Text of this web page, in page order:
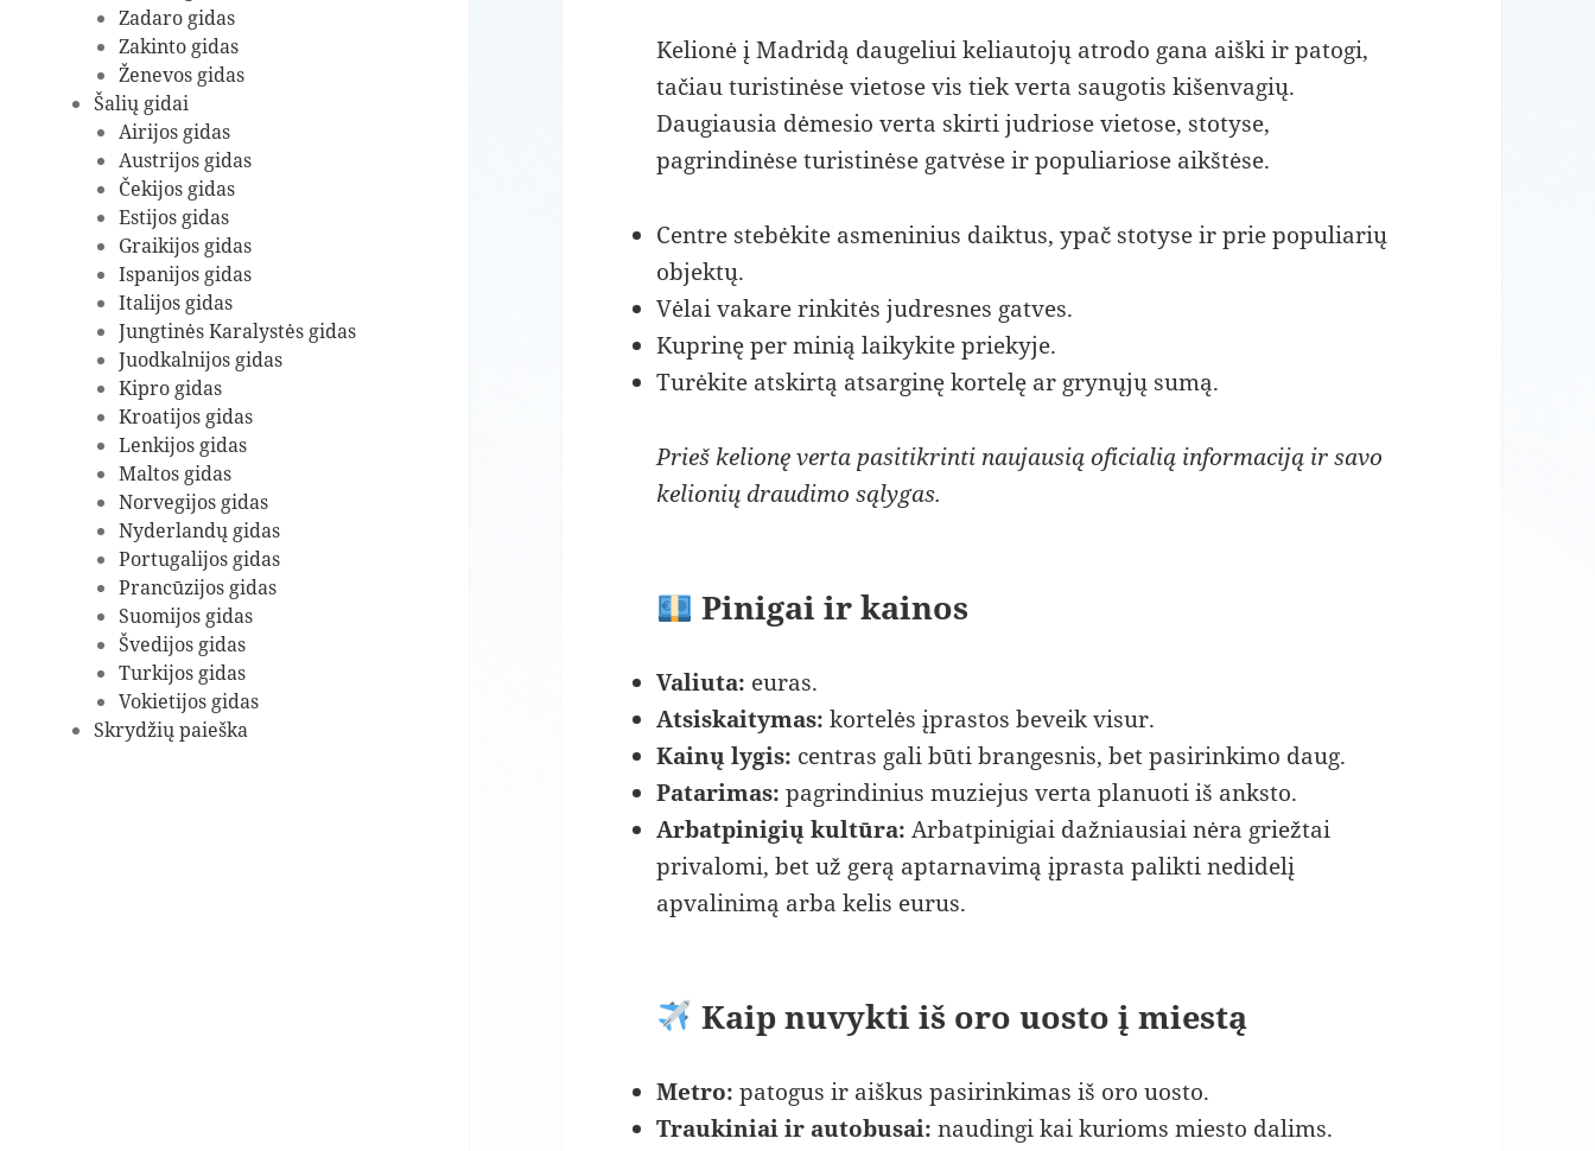
Zadaro gidas
Zakinto gidas
Ženevos gidas
Šalių gidai
Airijos gidas
Austrijos gidas
Čekijos gidas
Estijos gidas
Graikijos gidas
Ispanijos gidas
Italijos gidas
Jungtinės Karalystės gidas
Juodkalnijos gidas
Kipro gidas
Kroatijos gidas
Lenkijos gidas
Maltos gidas
Norvegijos gidas
Nyderlandų gidas
Portugalijos gidas
Prancūzijos gidas
Suomijos gidas
Švedijos gidas
Turkijos gidas
Vokietijos gidas
Skrydžių paieška
Kelionė į Madridą daugeliui keliautojų atrodo gana aiški ir patogi,
tačiau turistinėse vietose vis tiek verta saugotis kišenvagių.
Daugiausia dėmesio verta skirti judriose vietose, stotyse,
pagrindinėse turistinėse gatvėse ir populiariose aikštėse.
Centre stebėkite asmeninius daiktus, ypač stotyse ir prie populiarių
objektų.
Vėlai vakare rinkitės judresnes gatves.
Kuprinę per minią laikykite priekyje.
Turėkite atskirtą atsarginę kortelę ar grynųjų sumą.
Prieš kelionę verta pasitikrinti naujausią oficialią informaciją ir savo
kelionių draudimo sąlygas.
Pinigai ir kainos
Valiuta: euras.
Atsiskaitymas: kortelės įprastos beveik visur.
Kainų lygis: centras gali būti brangesnis, bet pasirinkimo daug.
Patarimas: pagrindinius muziejus verta planuoti iš anksto.
Arbatpinigių kultūra: Arbatpinigiai dažniausiai nėra griežtai
privalomi, bet už gerą aptarnavimą įprasta palikti nedidelį
apvalinimą arba kelis eurus.
Kaip nuvykti iš oro uosto į miestą
Metro: patogus ir aiškus pasirinkimas iš oro uosto.
Traukiniai ir autobusai: naudingi kai kurioms miesto dalims.